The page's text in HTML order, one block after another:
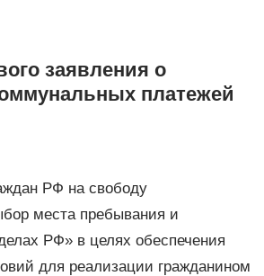
заявления о
платежей
РФ на свободу
места пребывания и
РФ» в целях обеспечения
для реализации гражданином